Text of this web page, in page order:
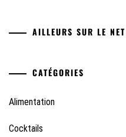
AILLEURS SUR LE NET
CATÉGORIES
Alimentation
Cocktails